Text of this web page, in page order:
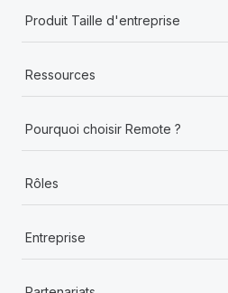
Produit Taille d'entreprise
Ressources
Pourquoi choisir Remote ?
Rôles
Entreprise